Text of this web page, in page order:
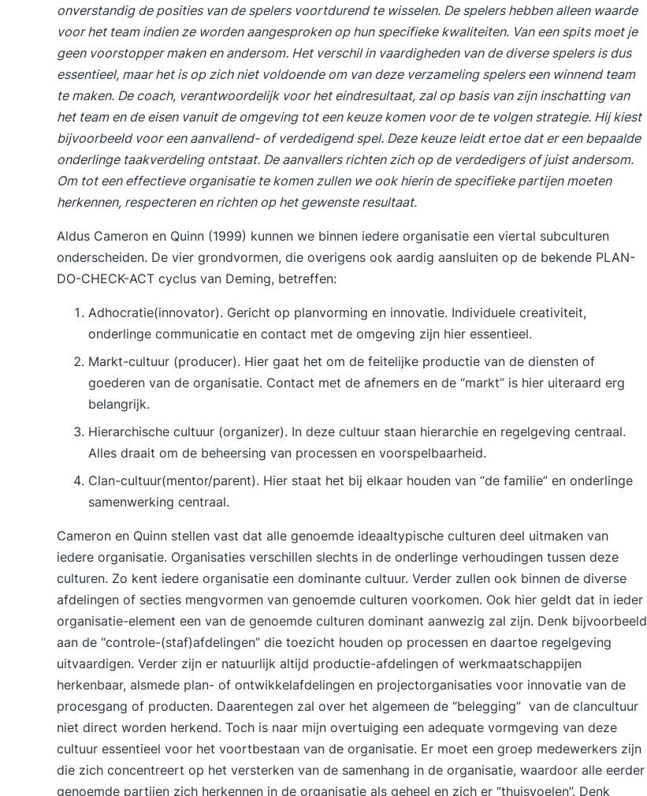
onverstandig de posities van de spelers voortdurend te wisselen. De spelers hebben alleen waarde
voor het team indien ze worden aangesproken op hun specifieke kwaliteiten. Van een spits moet je
geen voorstopper maken en andersom. Het verschil in vaardigheden van de diverse spelers is dus
essentieel, maar het is op zich niet voldoende om van deze verzameling spelers een winnend team
te maken. De coach, verantwoordelijk voor het eindresultaat, zal op basis van zijn inschatting van
het team en de eisen vanuit de omgeving tot een keuze komen voor de te volgen strategie. Hij kiest
bijvoorbeeld voor een aanvallend- of verdedigend spel. Deze keuze leidt ertoe dat er een bepaalde
onderlinge taakverdeling ontstaat. De aanvallers richten zich op de verdedigers of juist andersom.
Om tot een effectieve organisatie te komen zullen we ook hierin de specifieke partijen moeten
herkennen, respecteren en richten op het gewenste resultaat.
Aldus Cameron en Quinn (1999) kunnen we binnen iedere organisatie een viertal subculturen
onderscheiden. De vier grondvormen, die overigens ook aardig aansluiten op de bekende PLAN-
DO-CHECK-ACT cyclus van Deming, betreffen:
Adhocratie(innovator). Gericht op planvorming en innovatie. Individuele creativiteit,
onderlinge communicatie en contact met de omgeving zijn hier essentieel.
Markt-cultuur (producer). Hier gaat het om de feitelijke productie van de diensten of
goederen van de organisatie. Contact met de afnemers en de “markt” is hier uiteraard erg
belangrijk.
Hierarchische cultuur (organizer). In deze cultuur staan hierarchie en regelgeving centraal.
Alles draait om de beheersing van processen en voorspelbaarheid.
Clan-cultuur(mentor/parent). Hier staat het bij elkaar houden van “de familie” en onderlinge
samenwerking centraal.
Cameron en Quinn stellen vast dat alle genoemde ideaaltypische culturen deel uitmaken van
iedere organisatie. Organisaties verschillen slechts in de onderlinge verhoudingen tussen deze
culturen. Zo kent iedere organisatie een dominante cultuur. Verder zullen ook binnen de diverse
afdelingen of secties mengvormen van genoemde culturen voorkomen. Ook hier geldt dat in ieder
organisatie-element een van de genoemde culturen dominant aanwezig zal zijn. Denk bijvoorbeeld
aan de “controle-(staf)afdelingen” die toezicht houden op processen en daartoe regelgeving
uitvaardigen. Verder zijn er natuurlijk altijd productie-afdelingen of werkmaatschappijen
herkenbaar, alsmede plan- of ontwikkelafdelingen en projectorganisaties voor innovatie van de
procesgang of producten. Daarentegen zal over het algemeen de “belegging” van de clancultuur
niet direct worden herkend. Toch is naar mijn overtuiging een adequate vormgeving van deze
cultuur essentieel voor het voortbestaan van de organisatie. Er moet een groep medewerkers zijn
die zich concentreert op het versterken van de samenhang in de organisatie, waardoor alle eerder
genoemde partijen zich herkennen in de organisatie als geheel en zich er “thuisvoelen”. Denk